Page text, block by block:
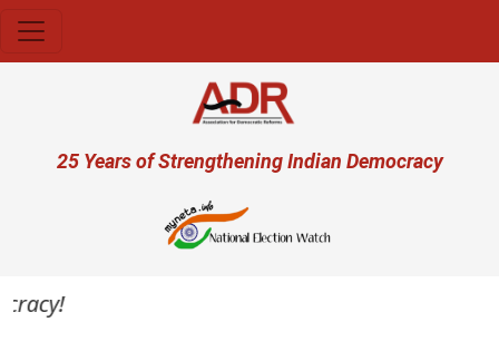
User account menu
25 Years of Strengthening Indian Democracy